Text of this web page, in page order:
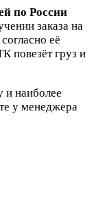
по России
заказа на
её
повезёт груз и
и наиболее
у менеджера